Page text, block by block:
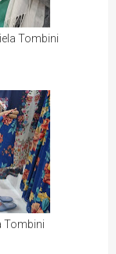
Tombini
Tombini